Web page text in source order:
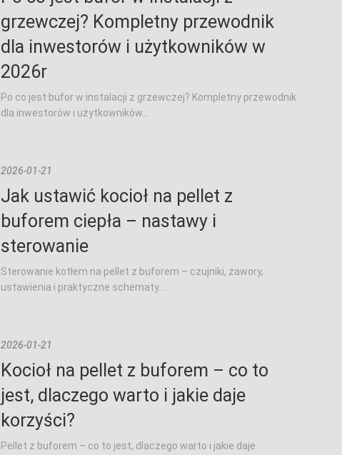
grzewczej? Kompletny przewodnik
dla inwestorów i użytkowników w
2026r
Po co jest bufor w instalacji z grzewczej? Kompletny przewodnik
dla inwestorów i użytkowników...
2026-01-21
Jak ustawić kocioł na pellet z
buforem ciepła – nastawy i
sterowanie
Sterowanie kotłem na pellet z buforem – czujniki, zawory,
ustawienia i praktyczne schematy...
2026-01-21
Kocioł na pellet z buforem – co to
jest, dlaczego warto i jakie daje
korzyści?
Pellet z buforem – co to jest, dlaczego warto i jakie daje